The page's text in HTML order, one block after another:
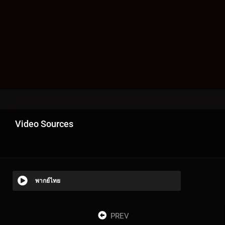
Video Sources
พากย์ไทย
PREV